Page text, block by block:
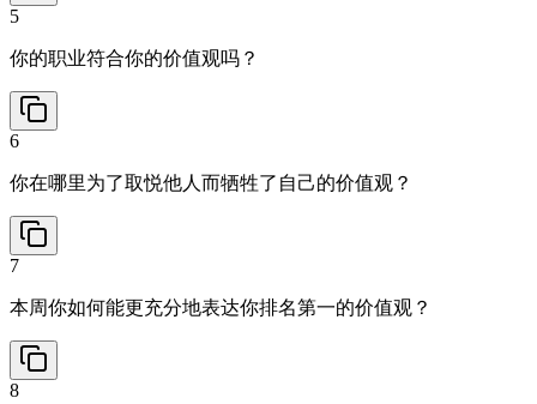
5
你的职业符合你的价值观吗？
6
你在哪里为了取悦他人而牺牲了自己的价值观？
7
本周你如何能更充分地表达你排名第一的价值观？
8